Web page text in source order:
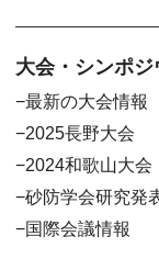
大会・シンポジ
最新の大会情報
2025長野大会
2024和歌山大会
砂防学会研究発
国際会議情報